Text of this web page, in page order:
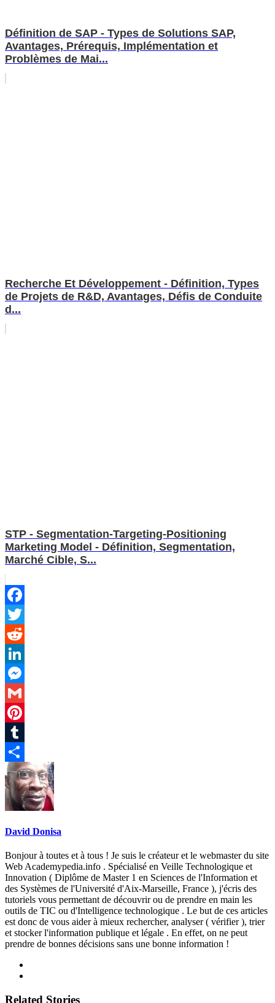
Définition de SAP - Types de Solutions SAP,
Avantages, Prérequis, Implémentation et
Problèmes de Mai...
Recherche Et Développement - Définition, Types
de Projets de R&D, Avantages, Défis de Conduite
d...
STP - Segmentation-Targeting-Positioning
Marketing Model - Définition, Segmentation,
Marché Cible, S...
Facebook
Twitter
Reddit
LinkedIn
Messenger
Gmail
Pinterest
Tumblr
Partager
David Donisa
Bonjour à toutes et à tous ! Je suis le créateur et le webmaster du site
Web Academypedia.info . Spécialisé en Veille Technologique et
Innovation ( Diplôme de Master 1 en Sciences de l'Information et
des Systèmes de l'Université d'Aix-Marseille, France ), j'écris des
tutoriels vous permettant de découvrir ou de prendre en main les
outils de TIC ou d'Intelligence technologique . Le but de ces articles
est donc de vous aider à mieux rechercher, analyser ( vérifier ), trier
et stocker l'information publique et légale . En effet, on ne peut
prendre de bonnes décisions sans une bonne information !
Related Stories